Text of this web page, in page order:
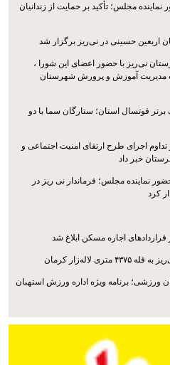
مجلس؛ تأکید بر حمایت از زندانیان
اربعین حسینی در نی‌ریز برگزار شد
نی‌ریز با حضور اعضای این شورا ،
مدیریت آموزش و پرورش شهرستان
برتر فوتسال استان؛ ستارگان سما با دو
اجرای طرح ارتقای امنیت اجتماعی و
خبر داد
نماینده مجلس؛ فرماندار نی ریز در
کرد
قراردادهای اجاره مسکن ابلاغ شد
لاله‌زار کرمان
ورزشی؛ برنامه ویژه اداره ورزش استهبان